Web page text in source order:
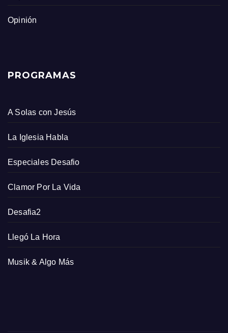
Opinión
PROGRAMAS
A Solas con Jesús
La Iglesia Habla
Especiales Desafio
Clamor Por La Vida
Desafia2
Llegó La Hora
Musik & Algo Más